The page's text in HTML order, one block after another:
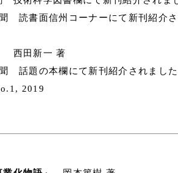
書面信州コーナーにて新刊紹介さ
西田新一 著
題の本欄にて新刊紹介されました
2019